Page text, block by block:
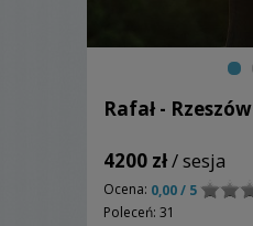
Rafał - Rzeszów
4200 zł/ sesja
Ocena: 0,00 / 5
Poleceń: 31